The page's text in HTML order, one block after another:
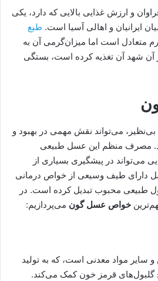
و ارزش غذایی بالایی که دارد، یکی
ایرانیان و اهالی آسیا است. طبع
متعادل است اما میزان‌گرمی آن به
آن شهد آن تغذیه کرده است، بستگی
می‌تواند نقش مهمی در بهبود و
مصرف منظم این عسل طبیعی
می‌تواند در پیشگیری بسیاری از
دارای طیف وسیعی از خواص درمانی
طبیعی محبوب تبدیل کرده است. در
خواص عسل گون می‌پردازیم:
سایر مواد معدنی است، که به تولید
گلبول‌های قرمز خون کمک می‌کند.